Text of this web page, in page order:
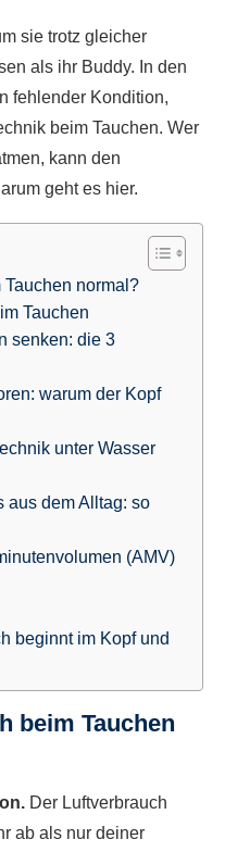
sie trotz gleicher
als ihr Buddy. In den
fehlender Kondition,
beim Tauchen. Wer
kann den
geht es hier.
Tauchen normal?
Tauchen
senken: die 3
warum der Kopf
unter Wasser
aus dem Alltag: so
(AMV)
beginnt im Kopf und
beim Tauchen
Der Luftverbrauch
ab als nur deiner